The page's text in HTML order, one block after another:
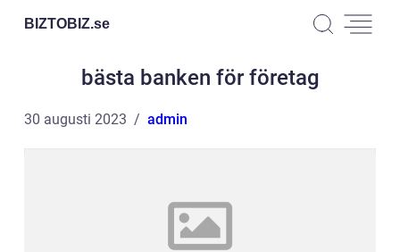
BIZTOBIZ.se
bästa banken för företag
30 augusti 2023 admin